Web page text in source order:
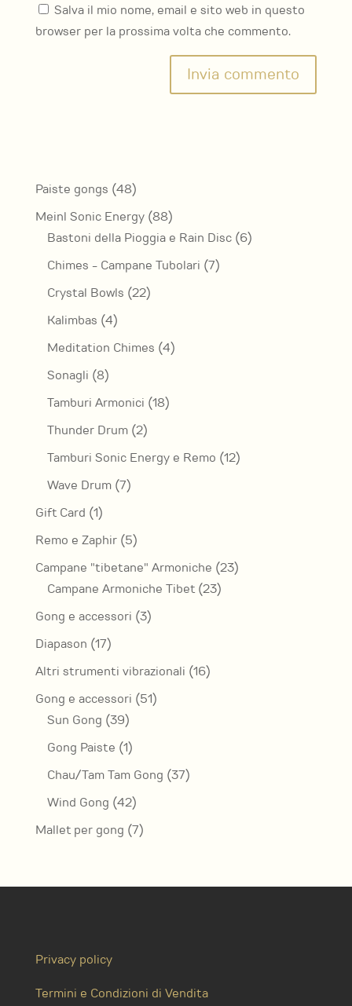
Salva il mio nome, email e sito web in questo
browser per la prossima volta che commento.
Paiste gongs 4848
prodotti
Meinl Sonic Energy 8888
prodotti
Bastoni della Pioggia e Rain Disc 66
Chimes - Campane Tubolari 77
Crystal Bowls 2222
Kalimbas 44
prodotti
Meditation Chimes 44
Sonagli 88
prodotti
Tamburi Armonici 1818
Thunder Drum 22
prodotti
Tamburi Sonic Energy e Remo 1212
Wave Drum 77
Gift Card 11
prodotto
Remo e Zaphir 55
prodotti
Campane "tibetane" Armoniche 2323
Campane Armoniche Tibet 2323
Gong e accessori 33
Diapason 1717
prodotti
Altri strumenti vibrazionali 1616
Gong e accessori 5151
Sun Gong 3939
prodotti
Gong Paiste 11
prodotto
Chau/Tam Tam Gong 3737
Wind Gong 4242
prodotti
Mallet per gong 77
Privacy policy
Termini e Condizioni di Vendita